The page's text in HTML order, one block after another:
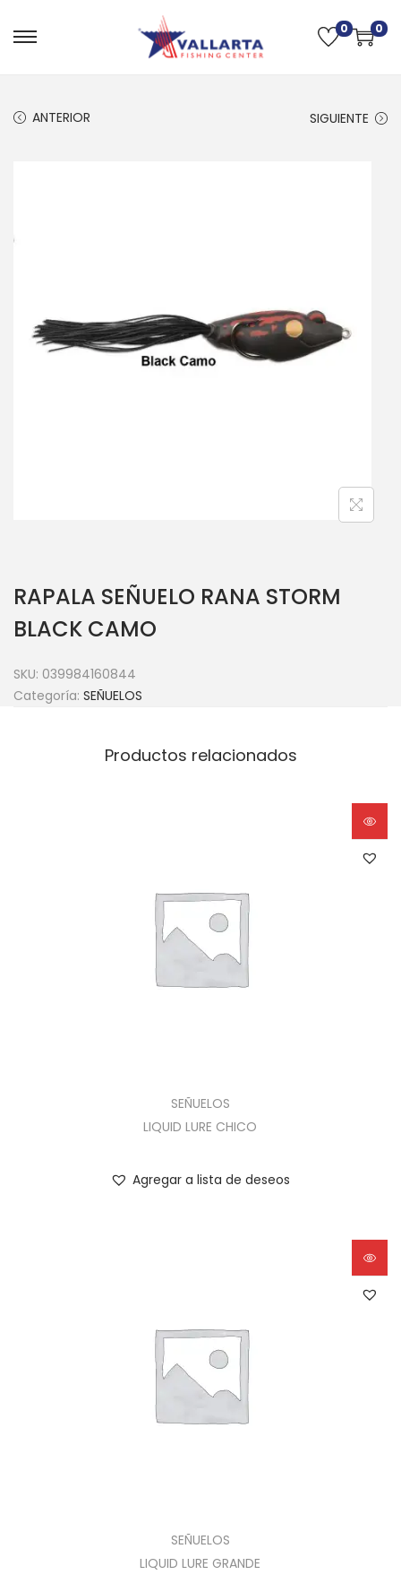
0 0
ANTERIOR SIGUIENTE
RAPALA SEÑUELO RANA STORM
BLACK CAMO
SKU: 039984160844
Categoría: SEÑUELOS
Productos relacionados
SEÑUELOS
LIQUID LURE CHICO
Agregar a lista de deseos
SEÑUELOS
LIQUID LURE GRANDE